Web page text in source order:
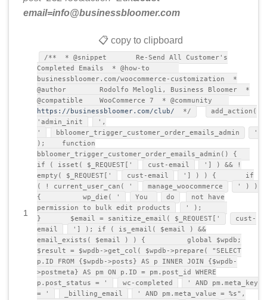
email=info@businessbloomer.com
📋 copy to clipboard
1
/** * @snippet Re-Send All Customer's
Completed Emails * @how-to
businessbloomer.com/woocommerce-customization *
@author Rodolfo Melogli, Business Bloomer *
@compatible WooCommerce 7 * @community
https://businessbloomer.com/club/
*/
add_action(
'admin_init
',
'
bbloomer_trigger_customer_order_emails_admin
'
); function
bbloomer_trigger_customer_order_emails_admin() {
if ( isset( $_REQUEST['
cust-email
'] ) && !
empty( $_REQUEST['
cust-email
'] ) ) { if
( ! current_user_can( '
manage_woocommerce
' ) )
{ wp_die( '
You do
not have
permission to bulk edit products
' );
} $email = sanitize_email( $_REQUEST['
cust-
email
'] ); if ( is_email( $email ) &&
email_exists( $email ) ) { global $wpdb;
$result = $wpdb->get_col( $wpdb->prepare( "SELECT
p.ID FROM {$wpdb->posts} AS p INNER JOIN {$wpdb-
>postmeta} AS pm ON p.ID = pm.post_id WHERE
p.post_status = '
wc-completed
' AND pm.meta_key
= '
_billing_email
' AND pm.meta_value = %s",